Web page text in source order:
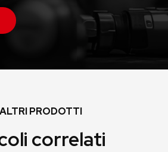
ALTRI PRODOTTI
correlati